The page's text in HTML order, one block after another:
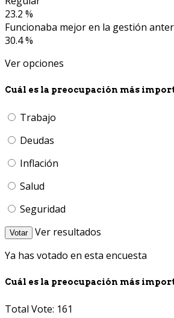
23.2 %
Funcionaba mejor en la gestión
30.4 %
Ver opciones
Cuál es la preocupación más
Trabajo
Deudas
Inflación
Salud
Seguridad
Votar
Ver resultados
Ya has votado en esta encuesta
Cuál es la preocupación más
Total Vote: 161